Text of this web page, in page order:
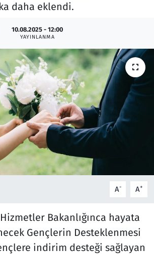
daha eklendi.
10.08.2025 - 12:00
YAYINLANMA
A- A+
Bakanlığınca hayata
Gençlerin Desteklenmesi
indirim desteği sağlayan
Bilim